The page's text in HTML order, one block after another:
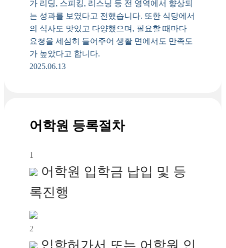
가 리딩, 스피킹, 리스닝 등 전 영역에서 향상되
는 성과를 보였다고 전했습니다. 또한 식당에서
의 식사도 맛있고 다양했으며, 필요할 때마다
요청을 세심히 들어주어 생활 면에서도 만족도
가 높았다고 합니다.
2025.06.13
어학원 등록절차
1
어학원 입학금 납입 및 등
록진행
2